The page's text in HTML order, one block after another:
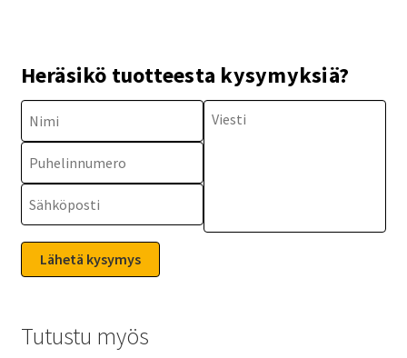
Heräsikö tuotteesta kysymyksiä?
Tutustu myös